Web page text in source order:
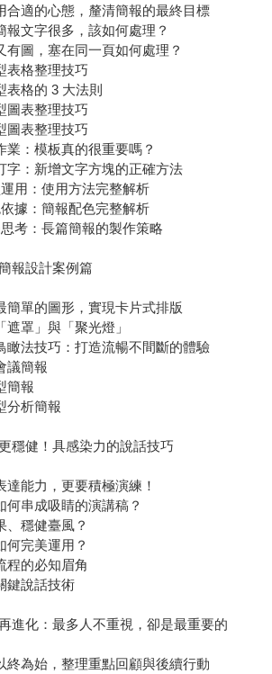
合適的心態，釐清簡報的最終目標
報文字很多，該如何處理？
有圖，塞在同一頁如何處理？
表格整理技巧
表格的 3 大法則
圖表整理技巧
圖表整理技巧
業：模板真的很重要嗎？
字：新增文字方塊的正確方法
用：使用方法完整解析
據：簡報配色完整解析
考：長篇簡報的製作策略
報設計案例篇
簡單的圖形，實現卡片式排版
罩」與「聚光燈」
瞰法技巧：打造流暢不間斷的體驗
議簡報
簡報
分析簡報
穩健！具感染力的說話技巧
能力，更要積極演練！
何串成吸睛的演講稿？
、穩健臺風？
何完美運用？
程的必知眉角
鍵說話技術
進化：最多人不重視，卻是最重要的
終為始，整理重點回顧與後續行動